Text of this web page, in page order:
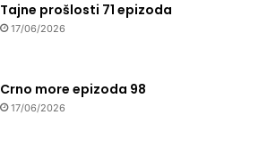
Tajne prošlosti 71 epizoda
17/06/2026
Crno more epizoda 98
17/06/2026